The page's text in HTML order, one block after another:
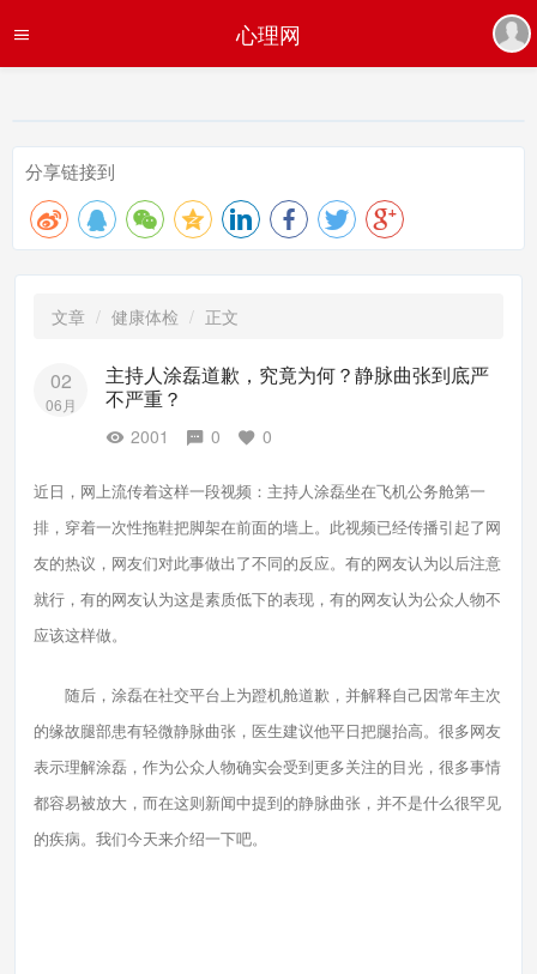
心理网
分享链接到
文章 健康体检 正文
02
06月
主持人涂磊道歉，究竟为何？静脉曲张到底严
不严重？
2001 0 0
近日，网上流传着这样一段视频：主持人涂磊坐在飞机公务舱第一
排，穿着一次性拖鞋把脚架在前面的墙上。此视频已经传播引起了网
友的热议，网友们对此事做出了不同的反应。有的网友认为以后注意
就行，有的网友认为这是素质低下的表现，有的网友认为公众人物不
应该这样做。
随后，涂磊在社交平台上为蹬机舱道歉，并解释自己因常年主次
的缘故腿部患有轻微静脉曲张，医生建议他平日把腿抬高。很多网友
表示理解涂磊，作为公众人物确实会受到更多关注的目光，很多事情
都容易被放大，而在这则新闻中提到的静脉曲张，并不是什么很罕见
的疾病。我们今天来介绍一下吧。